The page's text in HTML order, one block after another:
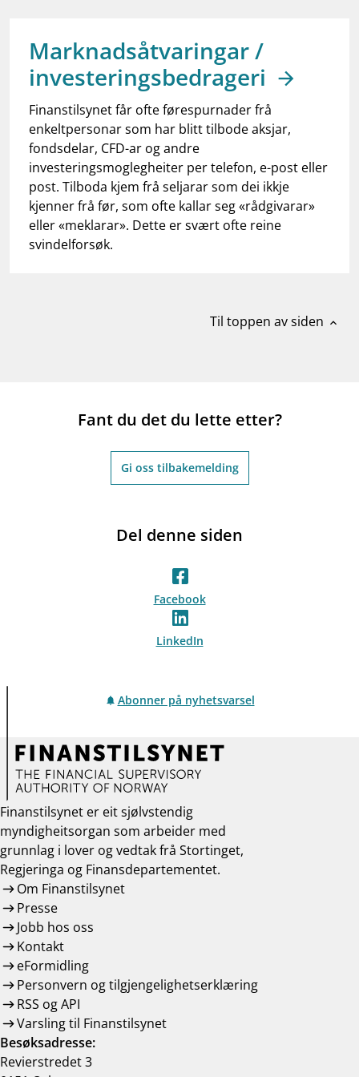
dashboardInformasjon for investorer
notifications_noneAbonner på nyhetsvarsel
Marknadsåtvaringar /
investeringsbedrageri
Finanstilsynet får ofte førespurnader frå
enkeltpersonar som har blitt tilbode aksjar,
fondsdelar, CFD-ar og andre
investeringsmoglegheiter per telefon, e-post eller
post. Tilboda kjem frå seljarar som dei ikkje
kjenner frå før, som ofte kallar seg «rådgivarar»
eller «meklarar». Dette er svært ofte reine
svindelforsøk.
Til toppen av siden expand_less
Fant du det du lette etter?
Gi oss tilbakemelding
Del denne siden
Facebook
LinkedIn
Abonner på nyhetsvarsel
Finanstilsynet er eit sjølvstendig
myndigheitsorgan som arbeider med
grunnlag i lover og vedtak frå Stortinget,
Regjeringa og Finansdepartementet.
Om Finanstilsynet
Presse
Jobb hos oss
Kontakt
eFormidling
Personvern og tilgjengelighetserklæring
RSS og API
Varsling til Finanstilsynet
Besøksadresse:
Revierstredet 3